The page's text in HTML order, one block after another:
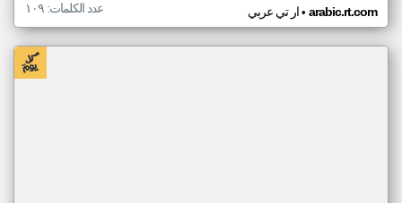
ار تي عربي• arabic.rt.com عدد الكلمات: ١٠٩